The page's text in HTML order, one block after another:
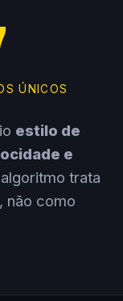
ÚNICOS
estilo de
e
trata
não como